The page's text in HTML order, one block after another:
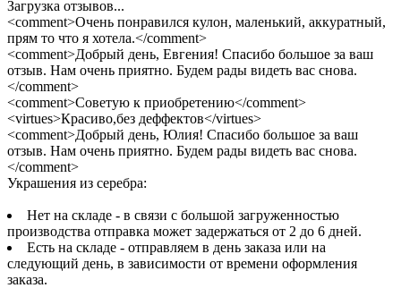
Загрузка отзывов...
<comment>Очень понравился кулон, маленький, аккуратный,
прям то что я хотела.</comment>
<comment>Добрый день, Евгения! Спасибо большое за ваш
отзыв. Нам очень приятно. Будем рады видеть вас снова.
</comment>
<comment>Советую к приобретению</comment>
<virtues>Красиво,без деффектов</virtues>
<comment>Добрый день, Юлия! Спасибо большое за ваш
отзыв. Нам очень приятно. Будем рады видеть вас снова.
</comment>
Украшения из серебра:
Нет на складе - в связи с большой загруженностью
производства отправка может задержаться от 2 до 6 дней.
Есть на складе - отправляем в день заказа или на
следующий день, в зависимости от времени оформления
заказа.